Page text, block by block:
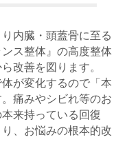
内臓・頭蓋骨に至る
ス整体』の高度整体
改善を図ります。
が変化するので「本
痛みやシビれ等のお
来持っている回復
、お悩みの根本的改